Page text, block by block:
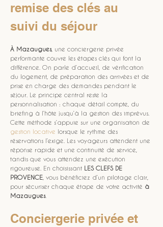
remise des clés au
suivi du séjour
À Mazaugues, une conciergerie privée
performante couvre les étapes clés qui font la
différence. On parle d’accueil, de vérification
du logement, de préparation des arrivées et de
prise en charge des demandes pendant le
séjour. Le principe central reste la
personnalisation : chaque détail compte, du
briefing à l’hôte jusqu’à la gestion des imprévus.
Cette méthode s’appuie sur une organisation de
gestion locative lorsque le rythme des
réservations l’exige. Les voyageurs attendent une
réponse rapide et une continuité de service,
tandis que vous attendez une exécution
rigoureuse. En choisissant LES CLEFS DE
PROVENCE , vous bénéficiez d’un pilotage clair,
pour sécuriser chaque étape de votre activité à
Mazaugues.
Conciergerie privée et